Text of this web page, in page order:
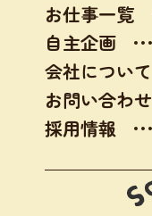
お仕事一覧
自主企画
会社について
お問い合わせ
採用情報